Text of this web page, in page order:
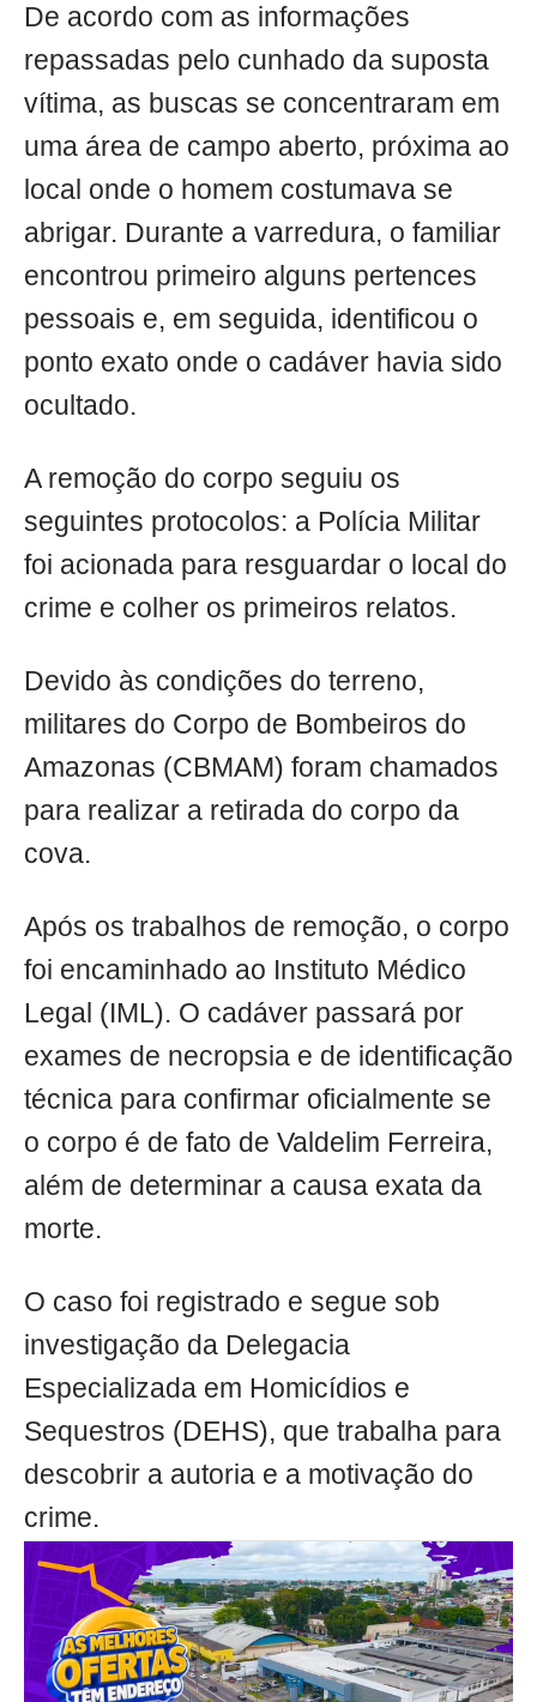
De acordo com as informações
repassadas pelo cunhado da suposta
vítima, as buscas se concentraram em
uma área de campo aberto, próxima ao
local onde o homem costumava se
abrigar. Durante a varredura, o familiar
encontrou primeiro alguns pertences
pessoais e, em seguida, identificou o
ponto exato onde o cadáver havia sido
ocultado.
A remoção do corpo seguiu os
seguintes protocolos: a Polícia Militar
foi acionada para resguardar o local do
crime e colher os primeiros relatos.
Devido às condições do terreno,
militares do Corpo de Bombeiros do
Amazonas (CBMAM) foram chamados
para realizar a retirada do corpo da
cova.
Após os trabalhos de remoção, o corpo
foi encaminhado ao Instituto Médico
Legal (IML). O cadáver passará por
exames de necropsia e de identificação
técnica para confirmar oficialmente se
o corpo é de fato de Valdelim Ferreira,
além de determinar a causa exata da
morte.
O caso foi registrado e segue sob
investigação da Delegacia
Especializada em Homicídios e
Sequestros (DEHS), que trabalha para
descobrir a autoria e a motivação do
crime.